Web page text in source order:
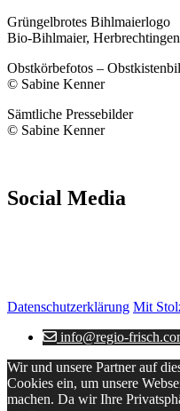
Grüngelbrotes Bihlmaierlogo
Bio-Bihlmaier, Herbrechtingen
Obstkörbefotos –
© Sabine Kenner
Sämtliche Pressebilder
© Sabine Kenner
Social Media
Instagram
Datenschutzerklärung Mit
info@regio-
Wir und unsere Partner auf
Cookies ein, um unsere
machen. Da wir Ihre